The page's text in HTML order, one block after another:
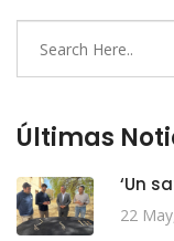
Últimas
‘Un
22